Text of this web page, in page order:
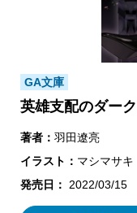
GA文庫
英雄支配のダー
著者： 羽田遼亮
イラスト： マシマサキ
発売日： 2022/03/15